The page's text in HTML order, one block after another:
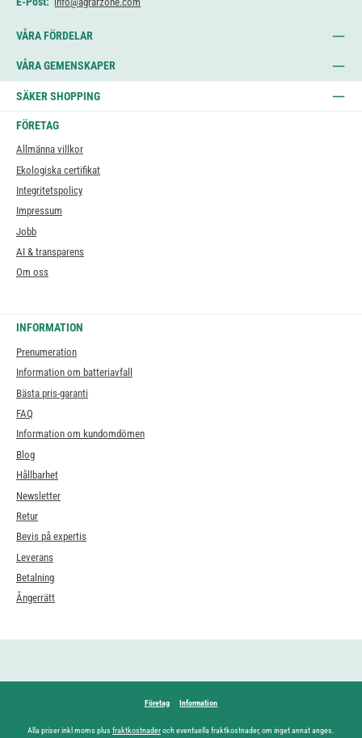
VÅRA FÖRDELAR
VÅRA GEMENSKAPER
SÄKER SHOPPING
FÖRETAG
Allmänna villkor
Ekologiska certifikat
Integritetspolicy
Impressum
Jobb
AI & transparens
Om oss
INFORMATION
Prenumeration
Information om batteriavfall
Bästa pris-garanti
FAQ
Information om kundomdömen
Blog
Hållbarhet
Newsletter
Retur
Bevis på expertis
Leverans
Betalning
Ångerrätt
Företag Information
Alla priser inkl moms plus fraktkostnaderoch eventuella fraktkostnader, om inget annat anges.